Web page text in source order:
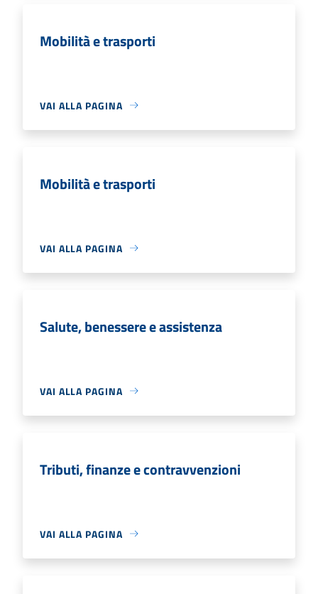
Mobilità e trasporti
VAI ALLA PAGINA
Mobilità e trasporti
VAI ALLA PAGINA
Salute, benessere e assistenza
VAI ALLA PAGINA
Tributi, finanze e contravvenzioni
VAI ALLA PAGINA